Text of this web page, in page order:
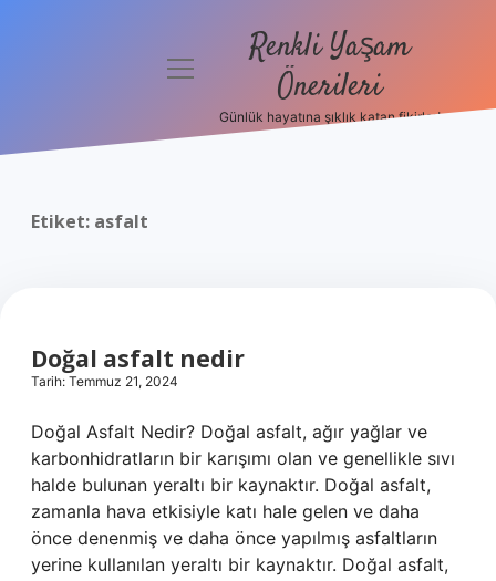
Politikası
menüyü
Renkli Yaşam
Önerileri
Günlük hayatına şıklık katan fikirler!
Etiket: asfalt
Doğal asfalt nedir
Tarih: Temmuz 21, 2024
Doğal Asfalt Nedir? Doğal asfalt, ağır yağlar ve
karbonhidratların bir karışımı olan ve genellikle sıvı
halde bulunan yeraltı bir kaynaktır. Doğal asfalt,
zamanla hava etkisiyle katı hale gelen ve daha
önce denenmiş ve daha önce yapılmış asfaltların
yerine kullanılan yeraltı bir kaynaktır. Doğal asfalt,